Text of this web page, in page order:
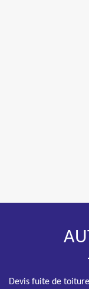
Devis fuite de